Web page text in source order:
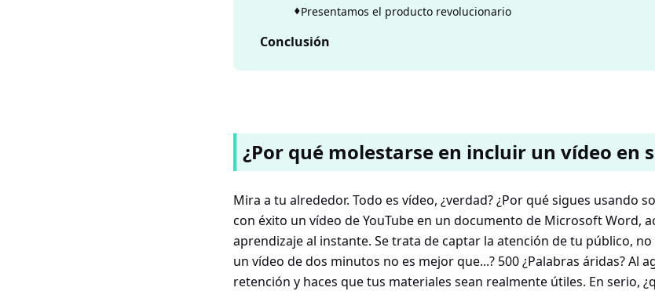
Presentamos el producto revolucionario
Conclusión
¿Por qué molestarse en incluir un vídeo en
Mira a tu alrededor. Todo es vídeo, ¿verdad? ¿Por qué sigues usando
con éxito un vídeo de YouTube en un documento de Microsoft Word,
aprendizaje al instante. Se trata de captar la atención de tu público,
un vídeo de dos minutos no es mejor que...? 500 ¿Palabras áridas? Al
retención y haces que tus materiales sean realmente útiles. En serio,